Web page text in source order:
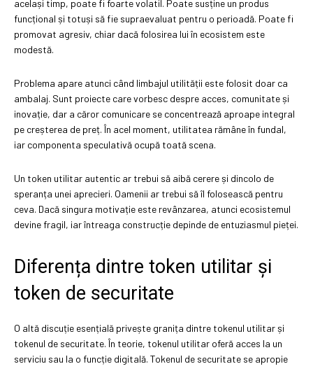
același timp, poate fi foarte volatil. Poate susține un produs
funcțional și totuși să fie supraevaluat pentru o perioadă. Poate fi
promovat agresiv, chiar dacă folosirea lui în ecosistem este
modestă.
Problema apare atunci când limbajul utilității este folosit doar ca
ambalaj. Sunt proiecte care vorbesc despre acces, comunitate și
inovație, dar a căror comunicare se concentrează aproape integral
pe creșterea de preț. În acel moment, utilitatea rămâne în fundal,
iar componenta speculativă ocupă toată scena.
Un token utilitar autentic ar trebui să aibă cerere și dincolo de
speranța unei aprecieri. Oamenii ar trebui să îl folosească pentru
ceva. Dacă singura motivație este revânzarea, atunci ecosistemul
devine fragil, iar întreaga construcție depinde de entuziasmul pieței.
Diferența dintre token utilitar și
token de securitate
O altă discuție esențială privește granița dintre tokenul utilitar și
tokenul de securitate. În teorie, tokenul utilitar oferă acces la un
serviciu sau la o funcție digitală. Tokenul de securitate se apropie